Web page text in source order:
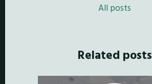
All posts
Related posts